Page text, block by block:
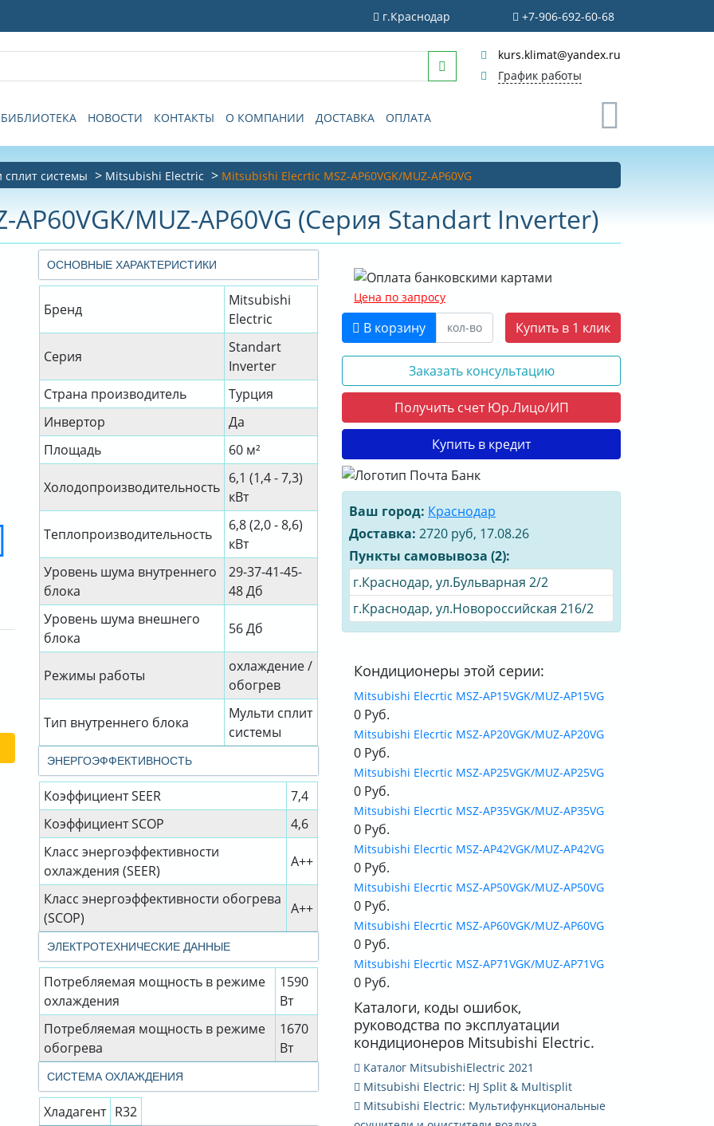
г.Краснодар +7-906-692-60-68
kurs.klimat@yandex.ru
График работы
БИБЛИОТЕКА НОВОСТИ КОНТАКТЫ О КОМПАНИИ ДОСТАВКА ОПЛАТА
сплит системы Mitsubishi Electric Mitsubishi Elecrtic MSZ-AP60VGK/MUZ-AP60VG
AP60VGK/MUZ-AP60VG (Серия Standart Inverter)
ОСНОВНЫЕ ХАРАКТЕРИСТИКИ
Бренд
Mitsubishi
Electric
Серия
Standart
Inverter
Страна производитель
Турция
Инвертор
Да
Площадь
60 м²
Холодопроизводительность
6,1 (1,4 - 7,3)
кВт
Теплопроизводительность
6,8 (2,0 - 8,6)
кВт
Уровень шума внутреннего
блока
29-37-41-45-
48 Дб
Уровень шума внешнего
блока
56 Дб
Режимы работы
охлаждение /
обогрев
Тип внутреннего блока
Мульти сплит
системы
ЭНЕРГОЭФФЕКТИВНОСТЬ
Коэффициент SEER
7,4
Коэффициент SСОР
4,6
Класс энергоэффективности
охлаждения (SEER)
A++
Класс энергоэффективности обогрева
(SCOP)
A++
ЭЛЕКТРОТЕХНИЧЕСКИЕ ДАННЫЕ
Потребляемая мощность в режиме
охлаждения
1590
Вт
Потребляемая мощность в режиме
обогрева
1670
Вт
СИСТЕМА ОХЛАЖДЕНИЯ
Хладагент R32
Цена по запросу
В корзину Купить в 1 клик
Заказать консультацию
Получить счет Юр.Лицо/ИП
Купить в кредит
Ваш город: Краснодар
Доставка: 2720 руб, 17.08.26
Пункты самовывоза (2):
г.Краснодар, ул.Бульварная 2/2
г.Краснодар, ул.Новороссийская 216/2
Кондиционеры этой серии:
Mitsubishi Elecrtic MSZ-AP15VGK/MUZ-AP15VG
0 Руб.
Mitsubishi Elecrtic MSZ-AP20VGK/MUZ-AP20VG
0 Руб.
Mitsubishi Elecrtic MSZ-AP25VGK/MUZ-AP25VG
0 Руб.
Mitsubishi Elecrtic MSZ-AP35VGK/MUZ-AP35VG
0 Руб.
Mitsubishi Elecrtic MSZ-AP42VGK/MUZ-AP42VG
0 Руб.
Mitsubishi Elecrtic MSZ-AP50VGK/MUZ-AP50VG
0 Руб.
Mitsubishi Elecrtic MSZ-AP60VGK/MUZ-AP60VG
0 Руб.
Mitsubishi Elecrtic MSZ-AP71VGK/MUZ-AP71VG
0 Руб.
Каталоги, коды ошибок,
руководства по эксплуатации
кондиционеров Mitsubishi Electric.
Каталог MitsubishiElectric 2021
Mitsubishi Electric: HJ Split & Multisplit
Mitsubishi Electric: Мультифункциональные